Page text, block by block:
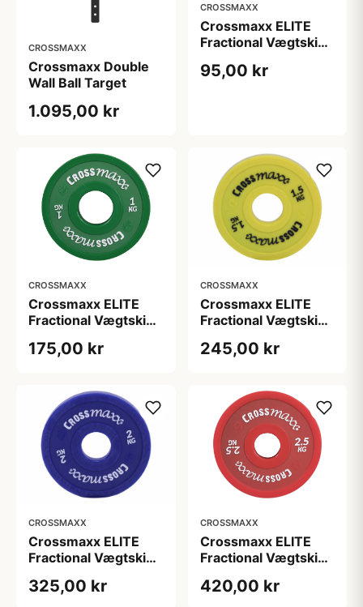
CROSSMAXX
Crossmaxx Double
Wall Ball Target
1.095,00 kr
CROSSMAXX
Crossmaxx ELITE
Fractional Vægtskive
95,00 kr
CROSSMAXX
Crossmaxx ELITE
Fractional Vægtskive
175,00 kr
CROSSMAXX
Crossmaxx ELITE
Fractional Vægtskive
245,00 kr
CROSSMAXX
Crossmaxx ELITE
Fractional Vægtskive
325,00 kr
CROSSMAXX
Crossmaxx ELITE
Fractional Vægtskive
420,00 kr